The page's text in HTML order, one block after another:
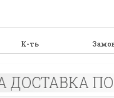
К-ть